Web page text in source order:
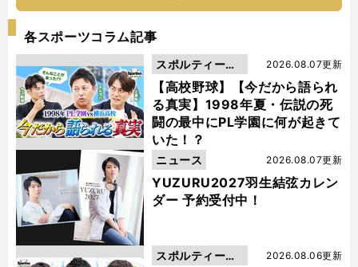
各スポーツコラム記事
【高校野球】【今だから語られ
る真実】1998年夏・伝説の死
闘の最中にPL学園に何が起きて
いた！？
2026.08.07更新
スポルティーバ
動画
YUZURU2027羽生結弦カレン
ダー 予約受付中！
2026.08.07更新
ニュース
2026.08.06更新
スポルティーバ